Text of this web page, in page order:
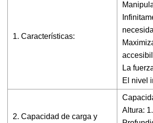
1. Características:
La
El nivel
2. Capacidad de carga y
Altura: